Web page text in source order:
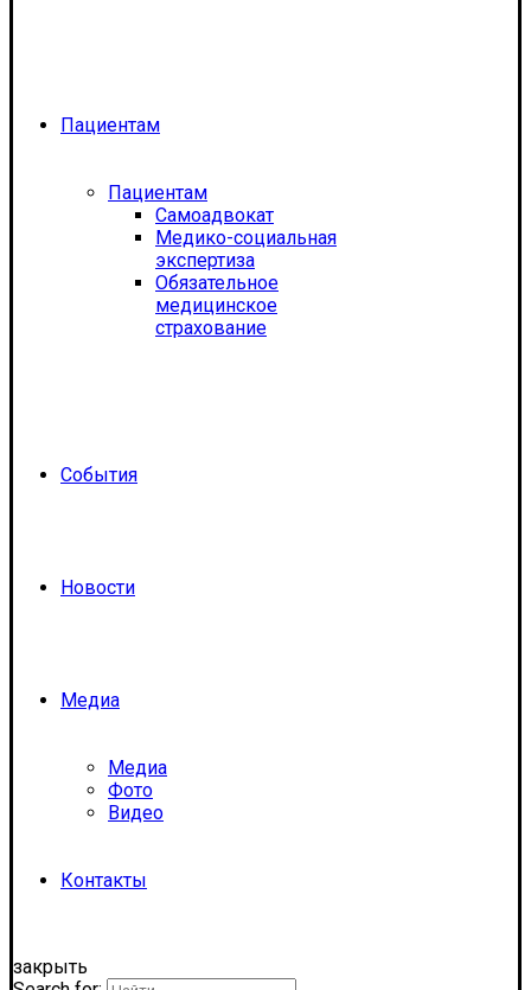
Пациентам
Пациентам
Самоадвокат
Медико-социальная
экспертиза
Обязательное
медицинское
страхование
События
Новости
Медиа
Медиа
Фото
Видео
Контакты
закрыть